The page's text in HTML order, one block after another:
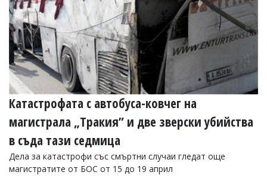
Катастрофата с автобуса-ковчег на
магистрала „Тракия” и две зверски убийства
в съда тази седмица
Дела за катастрофи със смъртни случаи гледат още
магистратите от БОС от 15 до 19 април